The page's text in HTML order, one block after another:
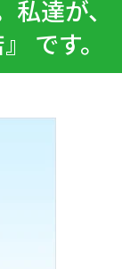
達が、
です。